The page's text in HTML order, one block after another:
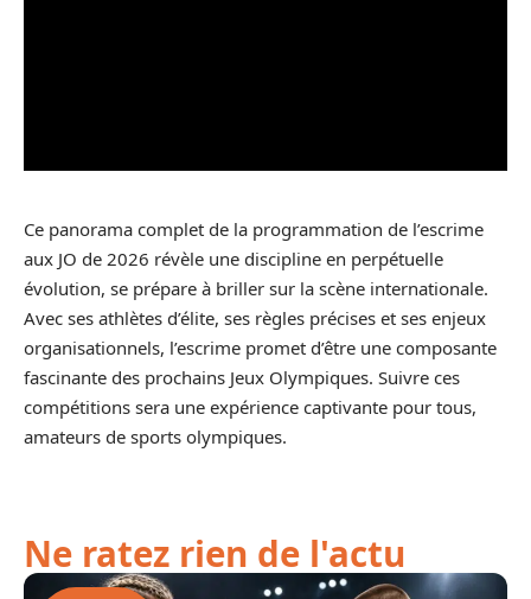
Ce panorama complet de la programmation de l’escrime
aux JO de 2026 révèle une discipline en perpétuelle
évolution, se prépare à briller sur la scène internationale.
Avec ses athlètes d’élite, ses règles précises et ses enjeux
organisationnels, l’escrime promet d’être une composante
fascinante des prochains Jeux Olympiques. Suivre ces
compétitions sera une expérience captivante pour tous,
amateurs de sports olympiques.
Ne ratez rien de l'actu